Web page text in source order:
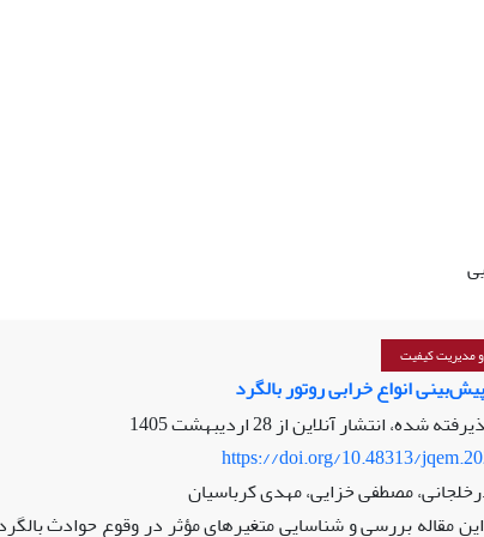
مدیریت کیفیت
انواع خرابی روتور بالگرد
شده، انتشار آنلاین از28 اردیبهشت 1405
https://doi.org/10.48313/
مصطفی خزایی، مهدی کرباسیان
مقاله بررسی و شناسایی متغیرهای مؤثر در وقوع حوادث